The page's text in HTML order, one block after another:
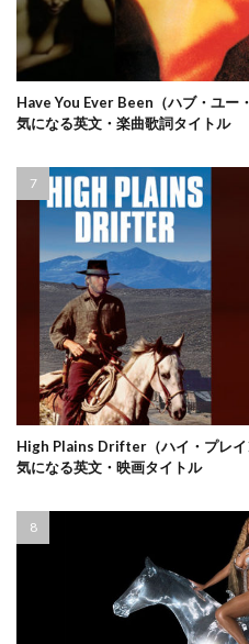
Have You Ever Been（ハブ・ユー
気になる英文・楽曲歌詞タイトル
High Plains Drifter（ハイ・プレイ
気になる英文・映画タイトル